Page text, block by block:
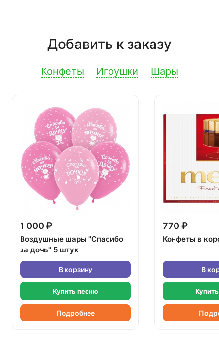
Добавить к заказу
Конфеты Игрушки Шары
1 000 ₽
Воздушные шары "Спасибо
за дочь" 5 штук
В корзину
Купить песню
Подробнее
770 ₽
Конфеты в
В